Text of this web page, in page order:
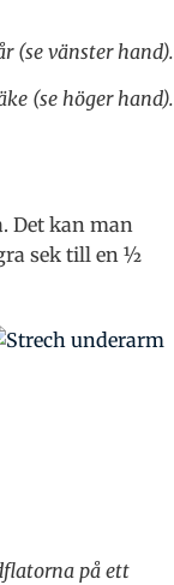
(se vänster hand).
(se höger hand).
Det kan man
sek till en ½
på ett